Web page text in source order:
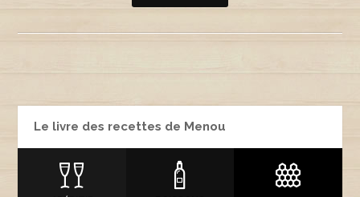
Le livre des recettes de Menou